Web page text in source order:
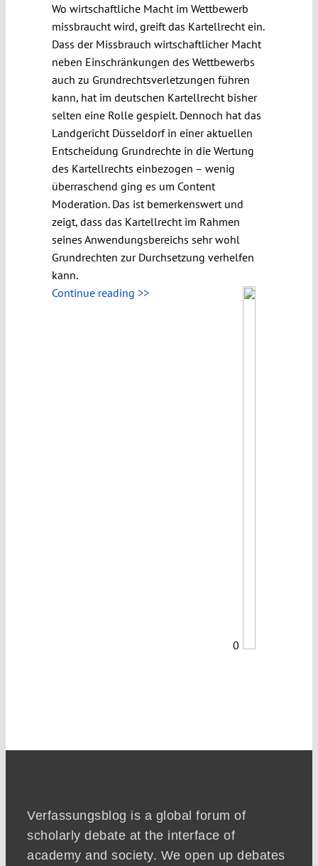
Wo wirtschaftliche Macht im Wettbewerb
missbraucht wird, greift das Kartellrecht ein.
Dass der Missbrauch wirtschaftlicher Macht
neben Einschränkungen des Wettbewerbs
auch zu Grundrechtsverletzungen führen
kann, hat im deutschen Kartellrecht bisher
selten eine Rolle gespielt. Dennoch hat das
Landgericht Düsseldorf in einer aktuellen
Entscheidung Grundrechte in die Wertung
des Kartellrechts einbezogen – wenig
überraschend ging es um Content
Moderation. Das ist bemerkenswert und
zeigt, dass das Kartellrecht im Rahmen
seines Anwendungsbereichs sehr wohl
Grundrechten zur Durchsetzung verhelfen
kann.
Continue reading >>
0
Verfassungsblog is a global forum of
scholarly debate at the interface of
academy and society. We open up debates